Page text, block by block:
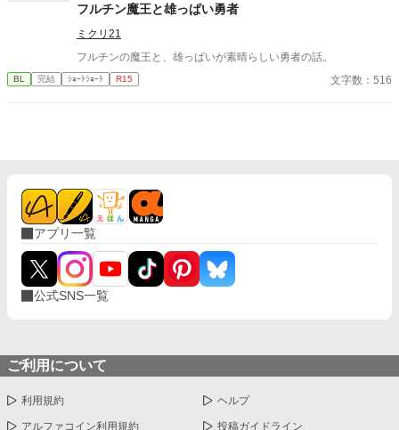
ての誇りを壊すほどに甘く、逃れられないほどに深い。 だが、篠
原の視線の奥に宿るのは、ただの欲望ではなかった。 そこには、
から思ってたんです。 あなたが誰かに“支配される”ところ、き
っと綺麗だろうなって」 支配する側だったはずの男が、 支配され
フルチン魔王と雄っぱい勇者
ミクリ21
フルチンの魔王と、雄っぱいが素晴らしい勇者の話。
BL 完結 ｼｮｰﾄｼｮｰﾄ R15 文字数：516
アプリ一覧
公式SNS一覧
ご利用について
利用規約 ヘルプ
アルファコイン利用規約 投稿ガイドライン